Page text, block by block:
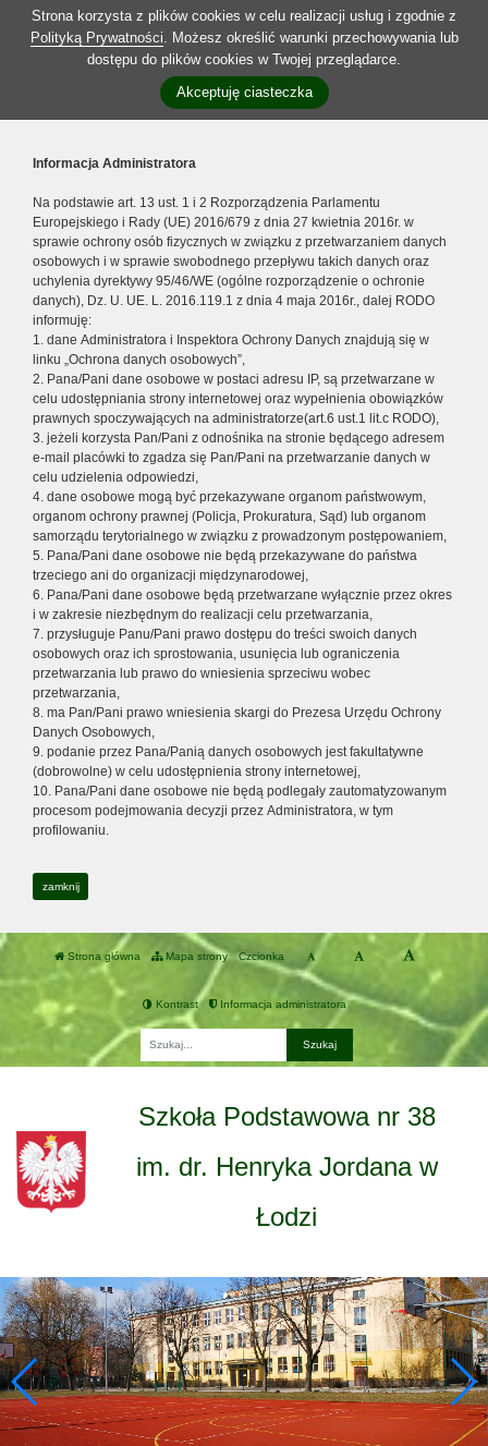
Strona korzysta z plików cookies w celu realizacji usług i zgodnie z
Polityką Prywatności. Możesz określić warunki przechowywania lub
dostępu do plików cookies w Twojej przeglądarce.
Akceptuję ciasteczka
Informacja Administratora
Na podstawie art. 13 ust. 1 i 2 Rozporządzenia Parlamentu
Europejskiego i Rady (UE) 2016/679 z dnia 27 kwietnia 2016r. w
sprawie ochrony osób fizycznych w związku z przetwarzaniem danych
osobowych i w sprawie swobodnego przepływu takich danych oraz
uchylenia dyrektywy 95/46/WE (ogólne rozporządzenie o ochronie
danych), Dz. U. UE. L. 2016.119.1 z dnia 4 maja 2016r., dalej RODO
informuję:
1. dane Administratora i Inspektora Ochrony Danych znajdują się w
linku „Ochrona danych osobowych”,
2. Pana/Pani dane osobowe w postaci adresu IP, są przetwarzane w
celu udostępniania strony internetowej oraz wypełnienia obowiązków
prawnych spoczywających na administratorze(art.6 ust.1 lit.c RODO),
3. jeżeli korzysta Pan/Pani z odnośnika na stronie będącego adresem
e-mail placówki to zgadza się Pan/Pani na przetwarzanie danych w
celu udzielenia odpowiedzi,
4. dane osobowe mogą być przekazywane organom państwowym,
organom ochrony prawnej (Policja, Prokuratura, Sąd) lub organom
samorządu terytorialnego w związku z prowadzonym postępowaniem,
5. Pana/Pani dane osobowe nie będą przekazywane do państwa
trzeciego ani do organizacji międzynarodowej,
6. Pana/Pani dane osobowe będą przetwarzane wyłącznie przez okres
i w zakresie niezbędnym do realizacji celu przetwarzania,
7. przysługuje Panu/Pani prawo dostępu do treści swoich danych
osobowych oraz ich sprostowania, usunięcia lub ograniczenia
przetwarzania lub prawo do wniesienia sprzeciwu wobec
przetwarzania,
8. ma Pan/Pani prawo wniesienia skargi do Prezesa Urzędu Ochrony
Danych Osobowych,
9. podanie przez Pana/Panią danych osobowych jest fakultatywne
(dobrowolne) w celu udostępnienia strony internetowej,
10. Pana/Pani dane osobowe nie będą podlegały zautomatyzowanym
procesom podejmowania decyzji przez Administratora, w tym
profilowaniu.
zamknij
Strona główna Mapa strony Czcionka
Kontrast Informacja administratora
Szkoła Podstawowa nr 38
im. dr. Henryka Jordana w
Łodzi